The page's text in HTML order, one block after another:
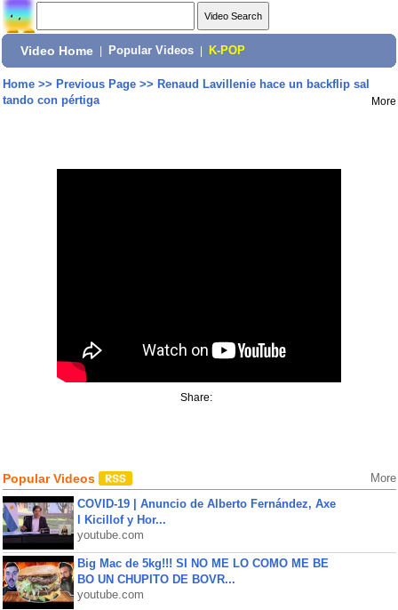
Video Home Popular Videos K-POP
Home>> Previous Page>> Renaud Lavillenie hace un backflip sal
tando con pértiga
More
Share:
Popular Videos More
COVID-19 | Anuncio de Alberto Fernández, Axe
l Kicillof y Hor...
youtube.com
Big Mac de 5kg!!! SI NO ME LO COMO ME BE
BO UN CHUPITO DE BOVR...
youtube.com